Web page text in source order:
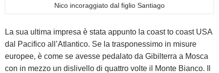
Nico incoraggiato dal figlio Santiago
La sua ultima impresa è stata appunto la coast to coast USA
dal Pacifico all’Atlantico. Se la trasponessimo in misure
europee, è come se avesse pedalato da Gibilterra a Mosca
con in mezzo un dislivello di quattro volte il Monte Bianco. Il